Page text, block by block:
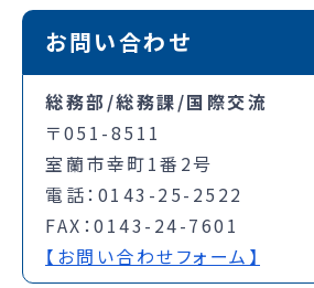
お問い合わせ
総務部/総務課/国際交流
〒051-8511
室蘭市幸町1番2号
電話：0143-25-2522
FAX：0143-24-7601
【お問い合わせフォーム】